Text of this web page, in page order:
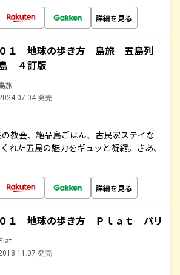
詳細を見る
０１ 地球の歩き方 島旅 五島列
４訂版
旅
発売
教会、絶品島ごはん、古民家ステイな
れた五島の魅力をギュッと凝縮。さあ、
詳細を見る
０１ 地球の歩き方 Ｐｌａｔ パリ
発売